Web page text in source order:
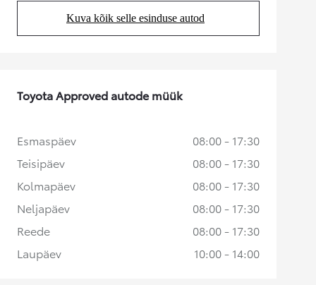
Kuva kõik selle esinduse autod
(Opens in new tab)
Toyota Approved autode müük
Esmaspäev
08:00 - 17:30
Teisipäev
08:00 - 17:30
Kolmapäev
08:00 - 17:30
Neljapäev
08:00 - 17:30
Reede
08:00 - 17:30
Laupäev
10:00 - 14:00